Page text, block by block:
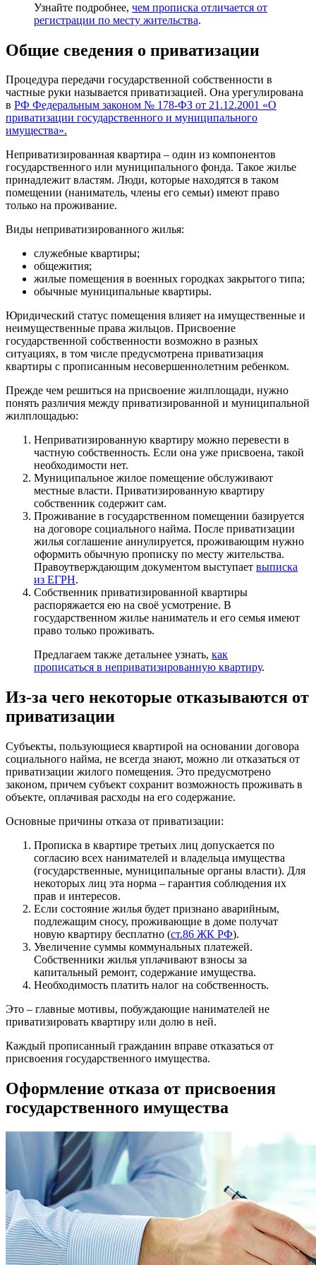
Узнайте подробнее, чем прописка отличается от
регистрации по месту жительства.
Общие сведения о приватизации
Процедура передачи государственной собственности в
частные руки называется приватизацией. Она урегулирована
в РФ Федеральным законом № 178-ФЗ от 21.12.2001 «О
приватизации государственного и муниципального
имущества».
Неприватизированная квартира – один из компонентов
государственного или муниципального фонда. Такое жилье
принадлежит властям. Люди, которые находятся в таком
помещении (наниматель, члены его семьи) имеют право
только на проживание.
Виды неприватизированного жилья:
служебные квартиры;
общежития;
жилые помещения в военных городках закрытого типа;
обычные муниципальные квартиры.
Юридический статус помещения влияет на имущественные и
неимущественные права жильцов. Присвоение
государственной собственности возможно в разных
ситуациях, в том числе предусмотрена приватизация
квартиры с прописанным несовершеннолетним ребенком.
Прежде чем решиться на присвоение жилплощади, нужно
понять различия между приватизированной и муниципальной
жилплощадью:
Неприватизированную квартиру можно перевести в
частную собственность. Если она уже присвоена, такой
необходимости нет.
Муниципальное жилое помещение обслуживают
местные власти. Приватизированную квартиру
собственник содержит сам.
Проживание в государственном помещении базируется
на договоре социального найма. После приватизации
жилья соглашение аннулируется, проживающим нужно
оформить обычную прописку по месту жительства.
Правоутверждающим документом выступает выписка
из ЕГРН.
Собственник приватизированной квартиры
распоряжается ею на своё усмотрение. В
государственном жилье наниматель и его семья имеют
право только проживать.
Предлагаем также детальнее узнать, как
прописаться в неприватизированную квартиру.
Из-за чего некоторые отказываются от
приватизации
Субъекты, пользующиеся квартирой на основании договора
социального найма, не всегда знают, можно ли отказаться от
приватизации жилого помещения. Это предусмотрено
законом, причем субъект сохранит возможность проживать в
объекте, оплачивая расходы на его содержание.
Основные причины отказа от приватизации:
Прописка в квартире третьих лиц допускается по
согласию всех нанимателей и владельца имущества
(государственные, муниципальные органы власти). Для
некоторых лиц эта норма – гарантия соблюдения их
прав и интересов.
Если состояние жилья будет признано аварийным,
подлежащим сносу, проживающие в доме получат
новую квартиру бесплатно (ст.86 ЖК РФ).
Увеличение суммы коммунальных платежей.
Собственники жилья уплачивают взносы за
капитальный ремонт, содержание имущества.
Необходимость платить налог на собственность.
Это – главные мотивы, побуждающие нанимателей не
приватизировать квартиру или долю в ней.
Каждый прописанный гражданин вправе отказаться от
присвоения государственного имущества.
Оформление отказа от присвоения
государственного имущества